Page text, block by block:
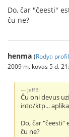
Do, ĉar "ĉeesti"
ĉu ne?
henma (Rodyti
2009 m. kovas 5 d.
JeffB:
Ĉu oni devus
into/ktp...
Do, ĉar "ĉeesti"
ĉu ne?